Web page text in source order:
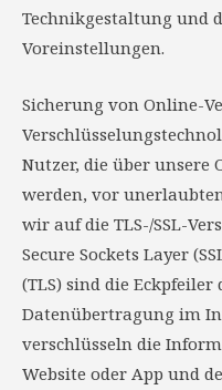
Technikgestaltung und
Voreinstellungen.
Sicherung von Online-
Nutzer, die über unsere
werden, vor
wir auf die TLS-/SSL-
Secure Sockets Layer
(TLS) sind die Eckpfeiler
Datenübertragung im
verschlüsseln die
Website oder App und